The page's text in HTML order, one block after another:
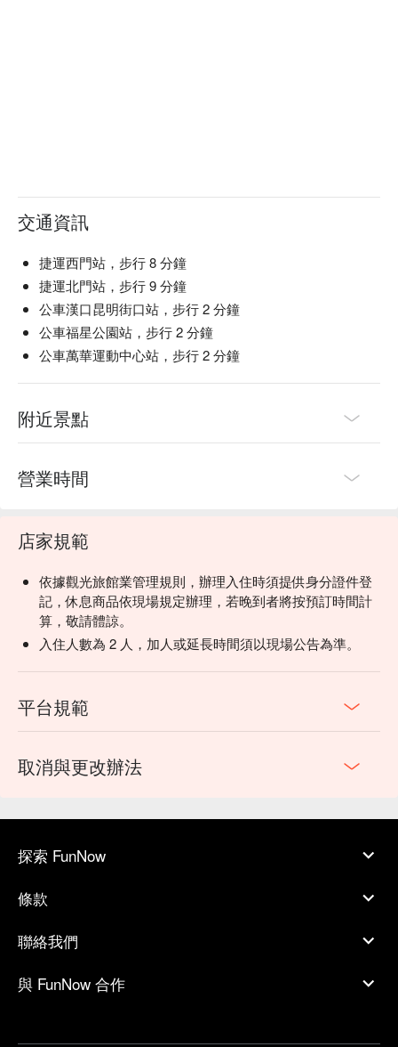
交通資訊
捷運西門站，步行 8 分鐘
捷運北門站，步行 9 分鐘
公車漢口昆明街口站，步行 2 分鐘
公車福星公園站，步行 2 分鐘
公車萬華運動中心站，步行 2 分鐘
附近景點
營業時間
店家規範
依據觀光旅館業管理規則，辦理入住時須提供身分證件登
記，休息商品依現場規定辦理，若晚到者將按預訂時間計
算，敬請體諒。
入住人數為 2 人，加人或延長時間須以現場公告為準。
平台規範
取消與更改辦法
探索 FunNow
條款
聯絡我們
與 FunNow 合作